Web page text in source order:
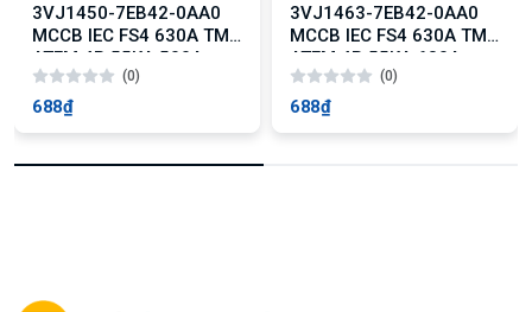
3VJ1450-7EB42-0AA0
MCCB IEC FS4 630A TM
ATFM 4P 55KA 500A
(0)
688₫
3VJ1463-7EB42-0AA0
MCCB IEC FS4 630A TM
ATFM 4P 55KA 630A
(0)
688₫